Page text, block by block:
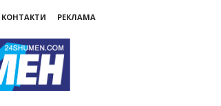
КОНТАКТИ РЕКЛАМА